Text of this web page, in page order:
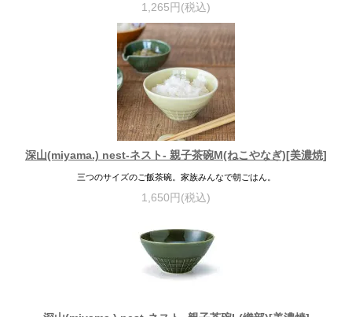
1,265円(税込)
深山(miyama.) nest-ネスト- 親子茶碗M(ねこやなぎ)[美濃焼]
三つのサイズのご飯茶碗。家族みんなで朝ごはん。
1,650円(税込)